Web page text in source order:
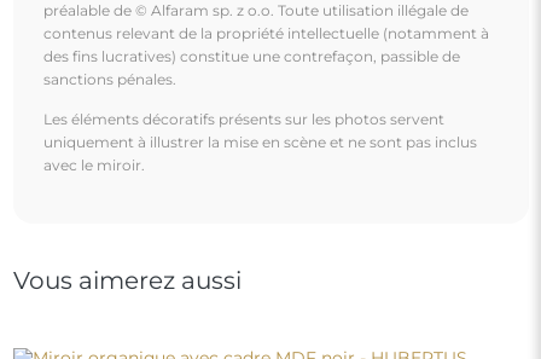
préalable de © Alfaram sp. z o.o. Toute utilisation illégale de
contenus relevant de la propriété intellectuelle (notamment à
des fins lucratives) constitue une contrefaçon, passible de
sanctions pénales.
Les éléments décoratifs présents sur les photos servent
uniquement à illustrer la mise en scène et ne sont pas inclus
avec le miroir.
Vous aimerez aussi